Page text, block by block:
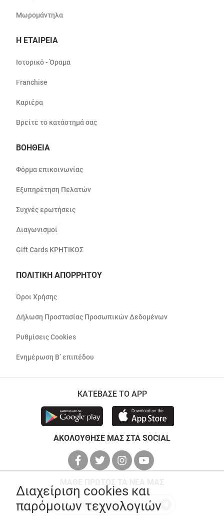
Μωρομάντηλα
Η ΕΤΑΙΡΕΙΑ
Ιστορικό - Όραμα
Franchise
Καριέρα
Βρείτε το κατάστημά σας
ΒΟΗΘΕΙΑ
Φόρμα επικοινωνίας
Εξυπηρέτηση Πελατών
Συχνές ερωτήσεις
Διαγωνισμοί
Gift Cards ΚΡΗΤΙΚΟΣ
ΠΟΛΙΤΙΚΗ ΑΠΟΡΡΗΤΟΥ
Όροι Χρήσης
Δήλωση Προστασίας Προσωπικών Δεδομένων
Ρυθμίσεις Cookies
Ενημέρωση Β’ επιπέδου
ΚΑΤΕΒΑΣΕ ΤΟ APP
ΑΚΟΛΟΥΘΗΣΕ ΜΑΣ ΣΤΑ SOCIAL
Διαχείριση cookies και
παρόμοιων τεχνολογιών